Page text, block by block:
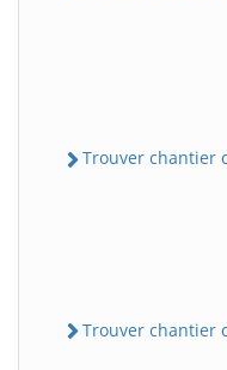
Trouver chantier
Trouver chantier